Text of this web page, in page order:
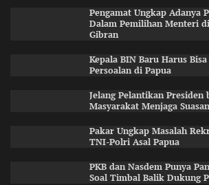
Pengamat Ungkap Adanya
Dalam Pemilihan Menteri
Gibran
Kepala BIN Baru Harus
Persoalan di Papua
Jelang Pelantikan Presiden
Masyarakat Menjaga
Pakar Ungkap Masalah
TNI-Polri Asal Papua
PKB dan Nasdem Punya
Soal Timbal Balik Dukung